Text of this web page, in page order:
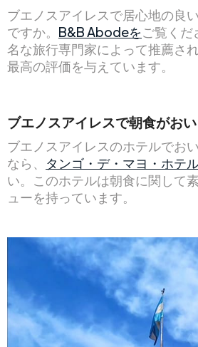
ブエノスアイレスで居心地の良
ですか。 B&B Abodeをご覧く
名な旅行専門家によって推薦さ
最高の評価を与えています。
ブエノスアイレスで朝食がお
ブエノスアイレスのホテルでお
なら、 タンゴ・デ・マヨ・ホテ
い。このホテルは朝食に関して
ューを持っています。